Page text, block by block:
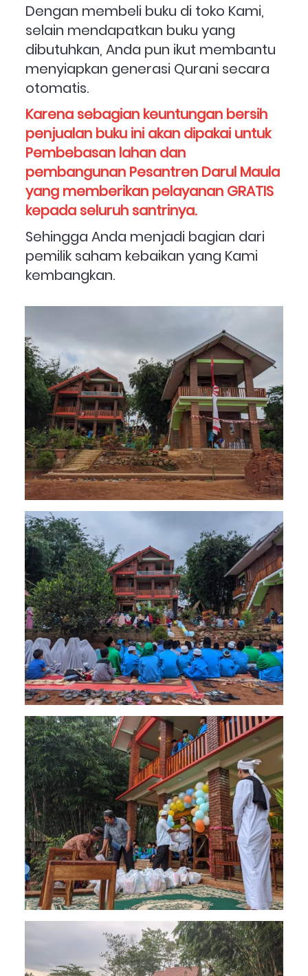
Dengan membeli buku di toko Kami,
selain mendapatkan buku yang
dibutuhkan, Anda pun ikut membantu
menyiapkan generasi Qurani secara
otomatis.
Karena sebagian keuntungan bersih
penjualan buku ini akan dipakai untuk
Pembebasan lahan dan
pembangunan Pesantren Darul Maula
yang memberikan pelayanan GRATIS
kepada seluruh santrinya.
Sehingga Anda menjadi bagian dari
pemilik saham kebaikan yang Kami
kembangkan.